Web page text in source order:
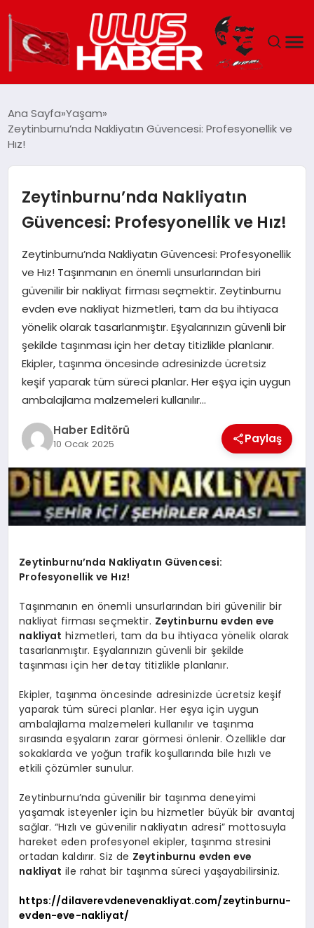
DÜNYA
SIYASET
TEKNOLOJI
EĞITIM
MAGAZIN
SPOR
YAŞAM
Ana Sayfa Yaşam
Zeytinburnu’nda Nakliyatın Güvencesi: Profesyonellik ve
Hız!
Zeytinburnu’nda Nakliyatın
Güvencesi: Profesyonellik ve Hız!
Zeytinburnu’nda Nakliyatın Güvencesi: Profesyonellik
ve Hız! Taşınmanın en önemli unsurlarından biri
güvenilir bir nakliyat firması seçmektir. Zeytinburnu
evden eve nakliyat hizmetleri, tam da bu ihtiyaca
yönelik olarak tasarlanmıştır. Eşyalarınızın güvenli bir
şekilde taşınması için her detay titizlikle planlanır.
Ekipler, taşınma öncesinde adresinizde ücretsiz
keşif yaparak tüm süreci planlar. Her eşya için uygun
ambalajlama malzemeleri kullanılır…
Haber Editörü
10 Ocak 2025 Paylaş
Zeytinburnu’nda Nakliyatın Güvencesi:
Profesyonellik ve Hız!
Taşınmanın en önemli unsurlarından biri güvenilir bir
nakliyat firması seçmektir. Zeytinburnu evden eve
nakliyat hizmetleri, tam da bu ihtiyaca yönelik olarak
tasarlanmıştır. Eşyalarınızın güvenli bir şekilde
taşınması için her detay titizlikle planlanır.
Ekipler, taşınma öncesinde adresinizde ücretsiz keşif
yaparak tüm süreci planlar. Her eşya için uygun
ambalajlama malzemeleri kullanılır ve taşınma
sırasında eşyaların zarar görmesi önlenir. Özellikle dar
sokaklarda ve yoğun trafik koşullarında bile hızlı ve
etkili çözümler sunulur.
Zeytinburnu’nda güvenilir bir taşınma deneyimi
yaşamak isteyenler için bu hizmetler büyük bir avantaj
sağlar. “Hızlı ve güvenilir nakliyatın adresi” mottosuyla
hareket eden profesyonel ekipler, taşınma stresini
ortadan kaldırır. Siz de Zeytinburnu evden eve
nakliyat ile rahat bir taşınma süreci yaşayabilirsiniz.
https://dilaverevdenevenakliyat.com/zeytinburnu-
evden-eve-nakliyat/